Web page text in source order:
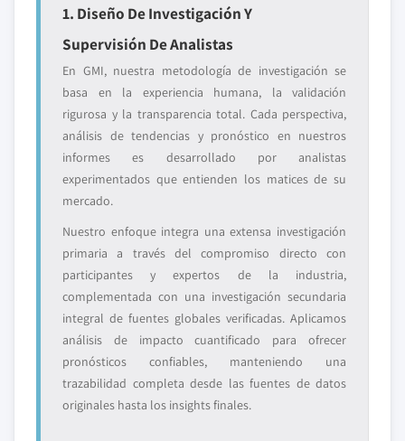
1. Diseño De Investigación Y
Supervisión De Analistas
En GMI, nuestra metodología de investigación se
basa en la experiencia humana, la validación
rigurosa y la transparencia total. Cada perspectiva,
análisis de tendencias y pronóstico en nuestros
informes es desarrollado por analistas
experimentados que entienden los matices de su
mercado.
Nuestro enfoque integra una extensa investigación
primaria a través del compromiso directo con
participantes y expertos de la industria,
complementada con una investigación secundaria
integral de fuentes globales verificadas. Aplicamos
análisis de impacto cuantificado para ofrecer
pronósticos confiables, manteniendo una
trazabilidad completa desde las fuentes de datos
originales hasta los insights finales.